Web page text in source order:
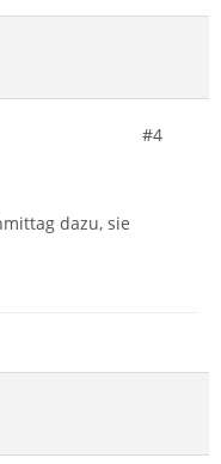
#4
dazu, sie